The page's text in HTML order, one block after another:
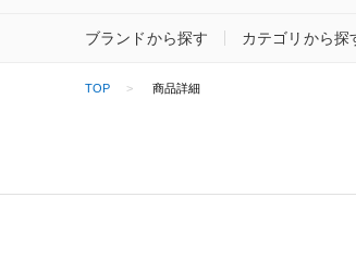
ブランドから探す カテゴリから探
TOP 商品詳細